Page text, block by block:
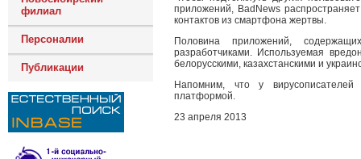
филиал
Персоналии
Публикации
приложений, BadNews
контактов из смартфона жертвы.
Половина приложений,
разработчиками. Используемая
белорусскими, казахстанскими и
Напомним, что у
платформой.
23 апреля 2013